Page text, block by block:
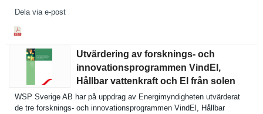
Dela via e-post
Utvärdering av forsknings- och
innovationsprogrammen VindEl,
Hållbar vattenkraft och El från solen
WSP Sverige AB har på uppdrag av Energimynd­igheten utvärderat
de tre forsknings- och innovation­sprogramme­n VindEl, Hållbar